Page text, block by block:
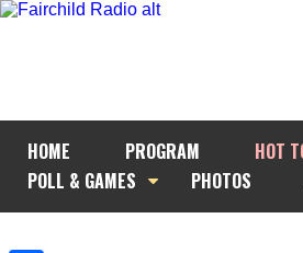
HOME PROGRAM HOT
POLL & GAMES
PHOTOS